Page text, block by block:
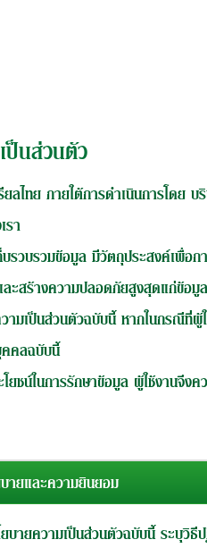
ป็นส่วนตัว
ยลไทย ภายใต้การดำเนินการโด
รา
รวบรวมข้อมูล มีวัตถุประสงค์เพื่อ
ะสร้างความปลอดภัยสูงสุดแก่ข้อ
ามเป็นส่วนตัวฉบับนี้ หากในกรณีที่ผู้
คลฉบับนี้
ยชน์ในการรักษาข้อมูล ผู้ใช้งานจึง
ายและความยินยอม
บายความเป็นส่วนตัวฉบับนี้ ระบุวิธี